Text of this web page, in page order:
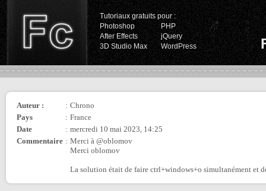
Tutoriaux gratuits pour :
Photoshop
PHP
After Effects
jQuery
3D Studio Max
WordPress
Auteur : : Chrono
Pays
: France
Date
: mercredi 10 mai 2023, 14:25
Commentaire : Merci à @oblomov
Merci oblomov
La solution était de faire ctrl+windows+o simultanément et